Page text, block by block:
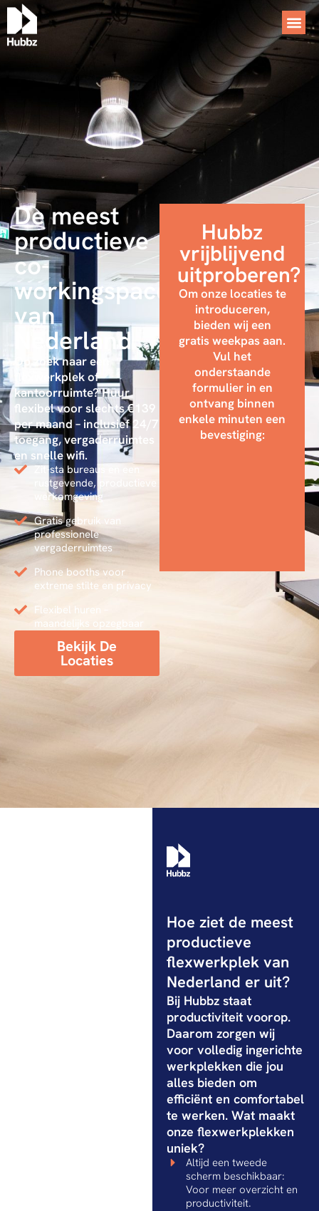
De meest
productieve
co-
workingspace
van
Nederland
Op zoek naar een
flexwerkplek of
kantoorruimte? Huur
flexibel voor slechts €139
per maand – inclusief 24/7
toegang, vergaderruimtes
en snelle wifi.
Zit-sta bureaus en een
rustgevende, productieve
werkomgeving
Gratis gebruik van
professionele
vergaderruimtes
Phone booths voor
extreme stilte en privacy
Flexibel huren –
maandelijks opzegbaar
Bekijk De
Locaties
Hubbz
vrijblijvend
uitproberen?
Om onze locaties te
introduceren,
bieden wij een
gratis weekpas aan.
Vul het
onderstaande
formulier in en
ontvang binnen
enkele minuten een
bevestiging:
Hoe ziet de meest
productieve
flexwerkplek van
Nederland er uit?
Bij Hubbz staat
productiviteit voorop.
Daarom zorgen wij
voor volledig ingerichte
werkplekken die jou
alles bieden om
efficiënt en comfortabel
te werken. Wat maakt
onze flexwerkplekken
uniek?
Altijd een tweede
scherm beschikbaar:
Voor meer overzicht en
productiviteit.